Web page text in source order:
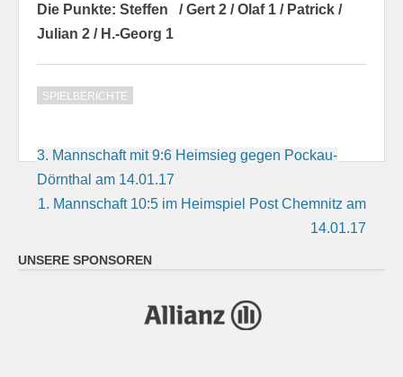
Die Punkte: Steffen / Gert 2 / Olaf 1 / Patrick /
Julian 2 / H.-Georg 1
SPIELBERICHTE
Beitragsnavigation
3. Mannschaft mit 9:6 Heimsieg gegen Pockau-
Dörnthal am 14.01.17
1. Mannschaft 10:5 im Heimspiel Post Chemnitz am
14.01.17
UNSERE SPONSOREN